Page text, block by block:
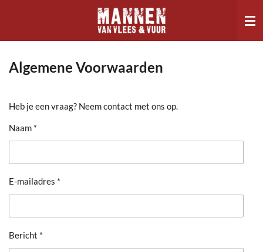
hoofdinhoud
Algemene Voorwaarden
Heb je een vraag? Neem contact met ons op.
Naam *
E-mailadres *
Bericht *